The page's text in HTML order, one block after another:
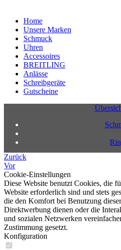
Home
Unsere Marken
Schmuck
Uhren
Accessoires
BREITLING
Anlässe
Schreibgeräte
Gutscheine
Zurück
Vor
Cookie-Einstellungen
Diese Website benutzt Cookies, die
Website erforderlich sind und stets
die den Komfort bei Benutzung
Direktwerbung dienen oder die
und sozialen Netzwerken
Zustimmung gesetzt.
Konfiguration